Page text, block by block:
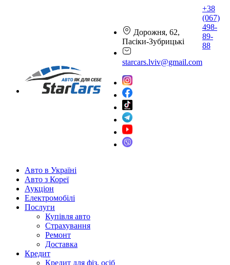
Дорожня, 62,
Пасіки-Зубрицькі
starcars.lviv@gmail.com
+38
(067)
498-
89-
88
Авто в Україні
Авто з Кореї
Аукціон
Електромобілі
Послуги
Купівля авто
Страхування
Ремонт
Доставка
Кредит
Кредит для фіз. осіб